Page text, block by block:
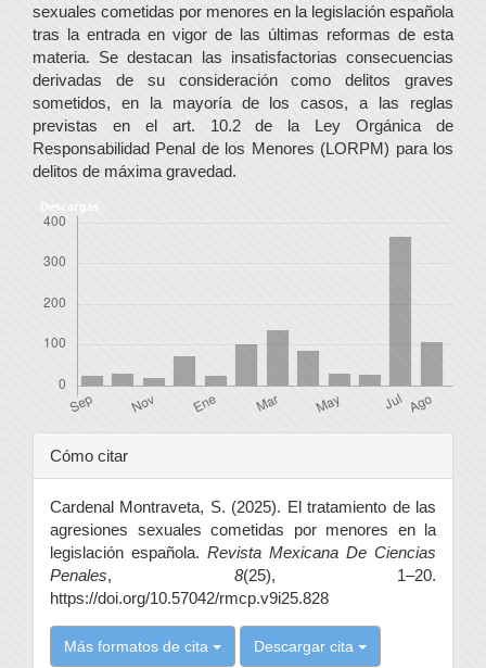
sexuales cometidas por menores en la legislación española
tras la entrada en vigor de las últimas reformas de esta
materia. Se destacan las insatisfactorias consecuencias
derivadas de su consideración como delitos graves
sometidos, en la mayoría de los casos, a las reglas
previstas en el art. 10.2 de la Ley Orgánica de
Responsabilidad Penal de los Menores (LORPM) para los
delitos de máxima gravedad.
Descargas
Detalles
del
artículo
Cómo citar
Cardenal Montraveta, S. (2025). El tratamiento de las
agresiones sexuales cometidas por menores en la
legislación española. Revista Mexicana De Ciencias
Penales, 8(25), 1–20.
https://doi.org/10.57042/rmcp.v9i25.828
Más formatos de cita Descargar cita